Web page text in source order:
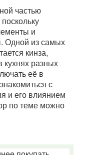
частью
и
Одной из самых
кинза,
кухнях разных
её в
с
и его влиянием
по теме можно